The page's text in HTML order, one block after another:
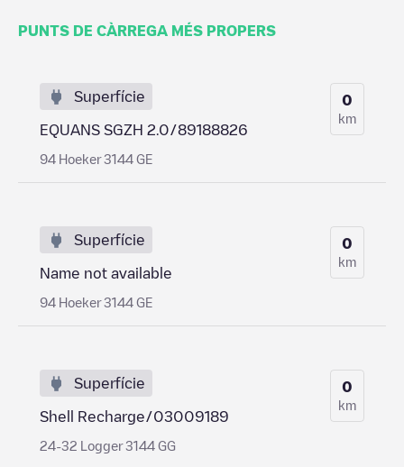
PUNTS DE CÀRREGA MÉS PROPERS
Superfície
EQUANS SGZH 2.0/89188826
94 Hoeker 3144 GE
0
km
Superfície
Name not available
94 Hoeker 3144 GE
0
km
Superfície
Shell Recharge/03009189
24-32 Logger 3144 GG
0
km